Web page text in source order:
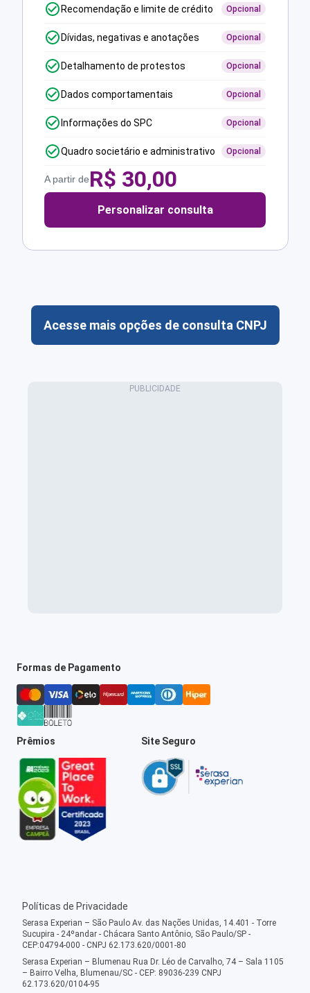
Recomendação e limite de crédito Opcional
Dívidas, negativas e anotações Opcional
Detalhamento de protestos Opcional
Dados comportamentais Opcional
Informações do SPC Opcional
Quadro societário e administrativo Opcional
A partir deR$ 30,00
Personalizar consulta
Acesse mais opções de consulta CNPJ
Formas de Pagamento
Prêmios Site Seguro
Políticas de Privacidade
Serasa Experian – São Paulo Av. das Nações Unidas, 14.401 - Torre
Sucupira - 24ºandar - Chácara Santo Antônio, São Paulo/SP -
CEP:04794-000 - CNPJ 62.173.620/0001-80
Serasa Experian – Blumenau Rua Dr. Léo de Carvalho, 74 – Sala 1105
– Bairro Velha, Blumenau/SC - CEP: 89036-239 CNPJ
62.173.620/0104-95